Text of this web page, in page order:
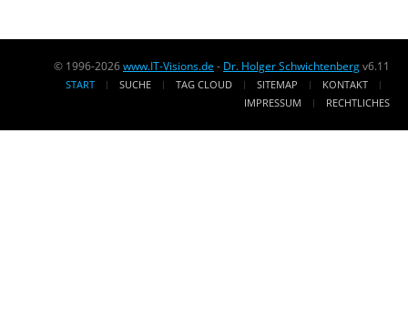
© 1996-2026www.IT-Visions.de - Dr. Holger Schwichtenbergv6.11
START SUCHE TAG CLOUD SITEMAP
KONTAKT
IMPRESSUM
RECHTLICHES